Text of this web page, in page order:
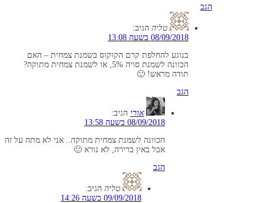
הגב
טליה הגיב:
08/09/2018 בשעה 13:08
בנוגע להחלפת קרם הקוקוס בשמנת צמחית – האם
הכוונה לשמנת סויה 5%, או לשמנת צמחית מתוקה?
תודה מראש! 🙂
הגב
אורי הגיב:
08/09/2018 בשעה 13:58
הכוונה לשמנת צמחית מתוקה.. אני לא מתה על זה
אבל באין ברירה, לא נורא 🙂
הגב
טליה הגיב:
09/09/2018 בשעה 14:26